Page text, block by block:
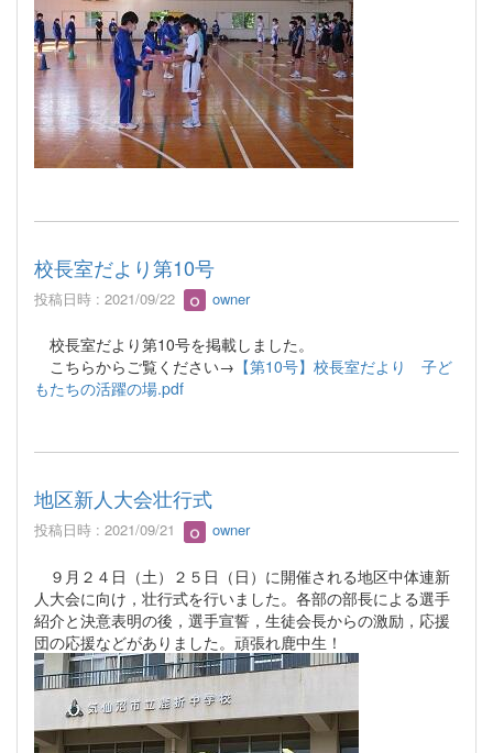
校長室だより第10号
投稿日時 : 2021/09/22 owner
校長室だより第10号を掲載しました。
こちらからご覧ください→ 【第10号】校長室だより 子ど
もたちの活躍の場.pdf
地区新人大会壮行式
投稿日時 : 2021/09/21 owner
９月２４日（土）２５日（日）に開催される地区中体連新
人大会に向け，壮行式を行いました。各部の部長による選手
紹介と決意表明の後，選手宣誓，生徒会長からの激励，応援
団の応援などがありました。頑張れ鹿中生！